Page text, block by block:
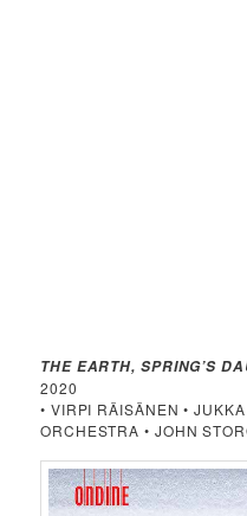
THE EARTH, SPRING’S
2020
• VIRPI RÄISÄNEN •
ORCHESTRA • JOHN